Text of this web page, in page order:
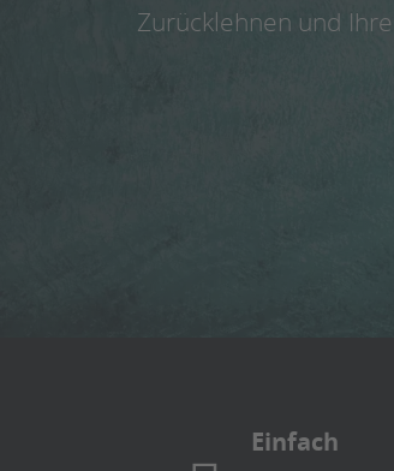
Zurücklehnen und
Einfach